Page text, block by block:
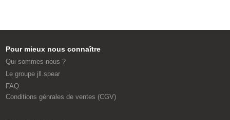
Pour mieux nous connaître
Qui sommes-nous ?
Le groupe jll.spear
FAQ
Conditions génrales de ventes (CGV)